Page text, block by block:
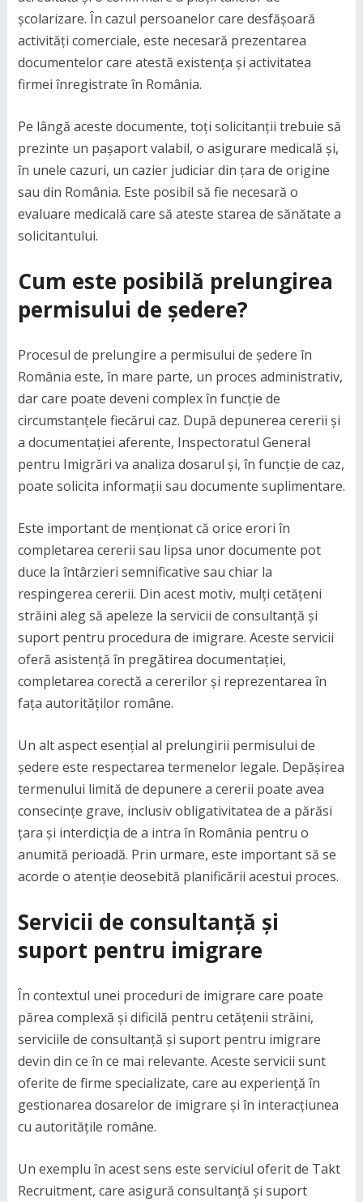
școlarizare. În cazul persoanelor care desfășoară
activități comerciale, este necesară prezentarea
documentelor care atestă existența și activitatea
firmei înregistrate în România.
Pe lângă aceste documente, toți solicitanții trebuie să
prezinte un pașaport valabil, o asigurare medicală și,
în unele cazuri, un cazier judiciar din țara de origine
sau din România. Este posibil să fie necesară o
evaluare medicală care să ateste starea de sănătate a
solicitantului.
Cum este posibilă prelungirea
permisului de ședere?
Procesul de prelungire a permisului de ședere în
România este, în mare parte, un proces administrativ,
dar care poate deveni complex în funcție de
circumstanțele fiecărui caz. După depunerea cererii și
a documentației aferente, Inspectoratul General
pentru Imigrări va analiza dosarul și, în funcție de caz,
poate solicita informații sau documente suplimentare.
Este important de menționat că orice erori în
completarea cererii sau lipsa unor documente pot
duce la întârzieri semnificative sau chiar la
respingerea cererii. Din acest motiv, mulți cetățeni
străini aleg să apeleze la servicii de consultanță și
suport pentru procedura de imigrare. Aceste servicii
oferă asistență în pregătirea documentației,
completarea corectă a cererilor și reprezentarea în
fața autorităților române.
Un alt aspect esențial al prelungirii permisului de
ședere este respectarea termenelor legale. Depășirea
termenului limită de depunere a cererii poate avea
consecințe grave, inclusiv obligativitatea de a părăsi
țara și interdicția de a intra în România pentru o
anumită perioadă. Prin urmare, este important să se
acorde o atenție deosebită planificării acestui proces.
Servicii de consultanță și
suport pentru imigrare
În contextul unei proceduri de imigrare care poate
părea complexă și dificilă pentru cetățenii străini,
serviciile de consultanță și suport pentru imigrare
devin din ce în ce mai relevante. Aceste servicii sunt
oferite de firme specializate, care au experiență în
gestionarea dosarelor de imigrare și în interacțiunea
cu autoritățile române.
Un exemplu în acest sens este serviciul oferit de Takt
Recruitment, care asigură consultanță și suport